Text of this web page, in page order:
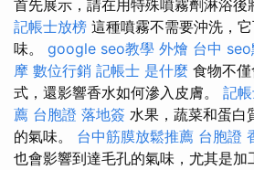
首先展示，請在用特殊噴霧劑淋浴後
記帳士放榜 這種噴霧不需要沖洗，
味。 google seo教學 外燴 台中
摩 數位行銷 記帳士 是什麼 食物不
式，還影響香水如何滲入皮膚。 記
薦 台胞證 落地簽 水果，蔬菜和蛋白
的氣味。 台中筋膜放鬆推薦 台胞證
也會影響到達毛孔的氣味，尤其是加